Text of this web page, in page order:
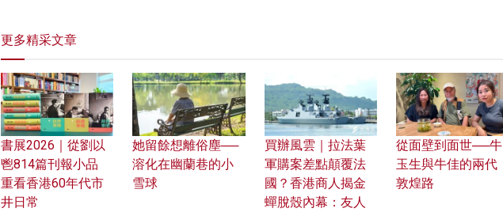
更多精采文章
書展2026｜從劉以
鬯814篇刊報小品
重看香港60年代市
井日常
她留餘想離俗塵──
溶化在幽蘭巷的小
雪球
買辦風雲｜拉法葉
軍購案差點顛覆法
國？香港商人揭金
蟬脫殼內幕：友人
從面壁到面世──牛
玉生與牛佳的兩代
敦煌路